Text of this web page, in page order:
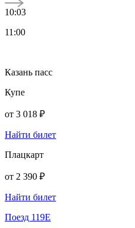
10:03
11:00
Казань пасс
Купе
от 3 018 ₽
Найти билет
Плацкарт
от 2 390 ₽
Найти билет
Поезд 119Е